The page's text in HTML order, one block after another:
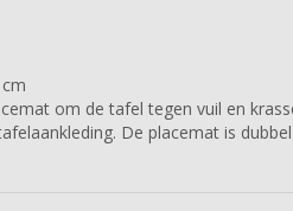
om de tafel tegen vuil en
De placemat is